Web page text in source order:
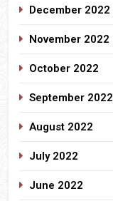
December 2022
November 2022
October 2022
September 2022
August 2022
July 2022
June 2022